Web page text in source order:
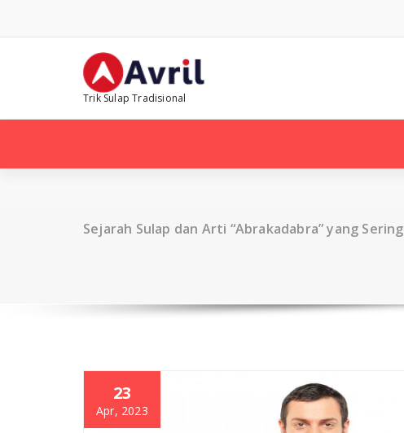
content
Trik Sulap Tradisional
Sejarah Sulap dan Arti “Abrakadabra” yang
23
Apr, 2023